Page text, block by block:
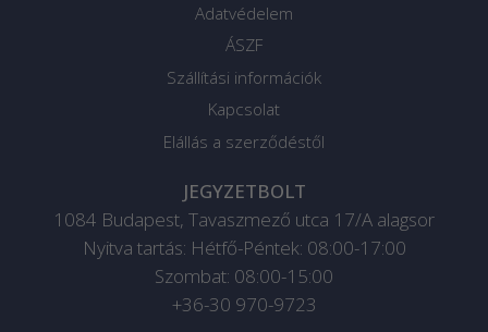
Adatvédelem
ÁSZF
Szállítási információk
Kapcsolat
Elállás a szerződéstől
JEGYZETBOLT
1084 Budapest, Tavaszmező utca 17/A alagsor
Nyitva tartás: Hétfő-Péntek: 08:00-17:00
Szombat: 08:00-15:00
+36-30 970-9723